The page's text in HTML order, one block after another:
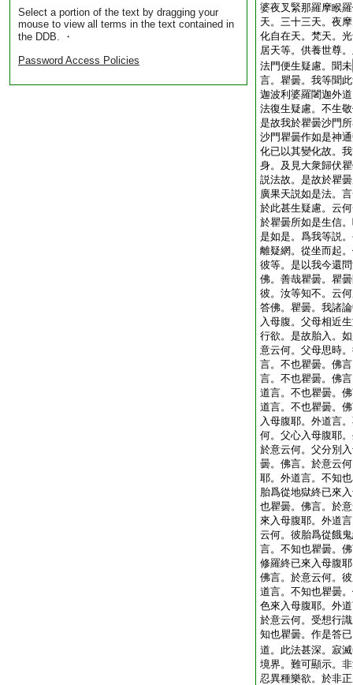
Select a portion of the text by dragging your
mouse to view all terms in the text contained in
the DDB. ・
Password Access Policies
婆夜叉緊那羅摩睺
天。三十三天。夜
化自在天。梵天。
居天等。供養世尊
法門便生疑慮。聞未
言。瞿曇。我等聞
迦波利婆羅闍迦外
法復生疑慮。不生
是故我於瞿曇沙門
沙門瞿曇作如是神
化已以其變化故。
身。及見大衆歸伏
説法故。是故於瞿
廣果天説如是法。
於此甚生疑慮。云
於瞿曇所如是生信
是如是。爲我等説
離疑網。從坐而起
彼等。是以我今還
佛。善哉瞿曇。瞿
彼。汝等知不。云
答佛。瞿曇。我諸
入母腹。父母相近
行欲。是故胎入。
意云何。父母思時
言。不也瞿曇。佛
言。不也瞿曇。佛
道言。不也瞿曇。
道言。不也瞿曇。
入母腹耶。外道言
何。父心入母腹耶
於意云何。父分別
曇。佛言。於意云
耶。外道言。不知
胎爲從地獄終已來
也瞿曇。佛言。於
來入母腹耶。外道
云何。彼胎爲從餓
言。不知也瞿曇。
修羅終已來入母腹
佛言。於意云何。
道言。不知也瞿曇
色來入母腹耶。外
於意云何。受想行
知也瞿曇。作是答
道。此法甚深。寂
境界。難可顯示。
忍異種樂欲。於非